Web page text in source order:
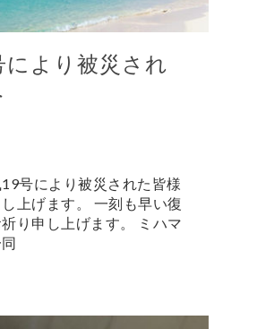
により被災され
号により被災された皆様
上げます。 一刻も早い復
り申し上げます。 ミハマ